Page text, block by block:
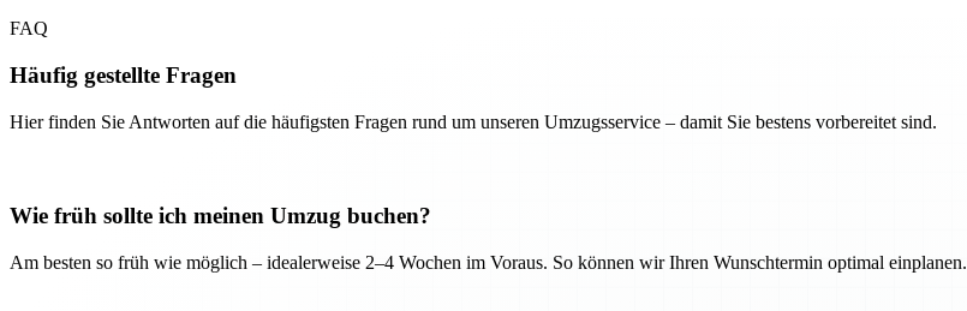
FAQ
Häufig gestellte Fragen
Hier finden Sie Antworten auf die häufigsten Fragen rund um unseren Umzugsservice – damit Sie bestens vorbereitet sind.
Wie früh sollte ich meinen Umzug buchen?
Am besten so früh wie möglich – idealerweise 2–4 Wochen im Voraus. So können wir Ihren Wunschtermin optimal einplanen.